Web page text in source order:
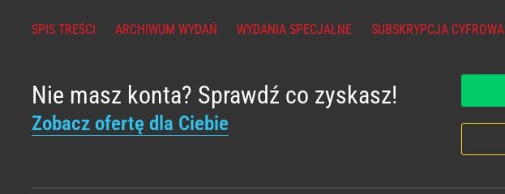
SPIS TREŚCI ARCHIWUM WYDAŃ WYDANIA SPECJALNE SUBSKRYPCJA CYFROWA
Nie masz konta? Sprawdź co zyskasz!
Zobacz ofertę dla Ciebie